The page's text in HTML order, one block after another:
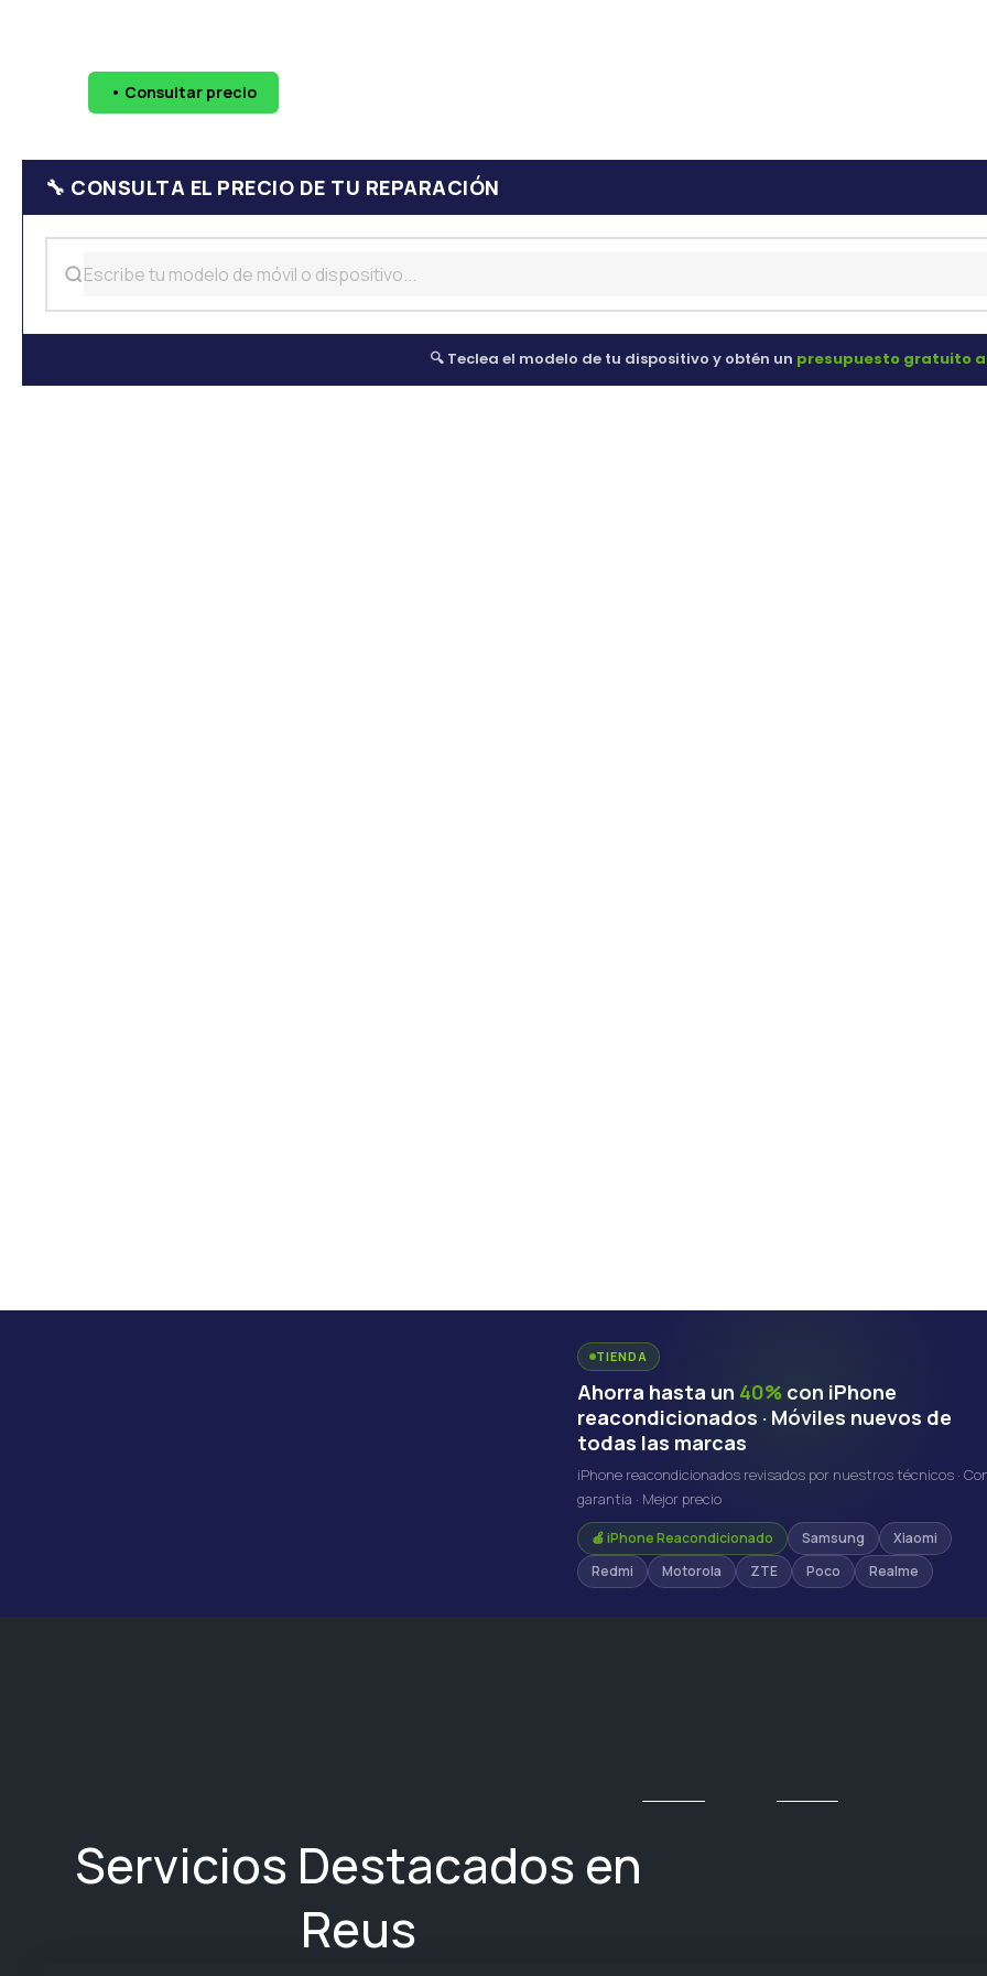
• Consultar precio
🔧 CONSULTA EL PRECIO DE TU REPARACIÓN
🔍 Teclea el modelo de tu dispositivo y obtén un presupuesto gratuito
TIENDA
Ahorra hasta un 40% con iPhone
reacondicionados · Móviles nuevos de
todas las marcas
iPhone reacondicionados revisados por nuestros técnicos ·
garantía · Mejor precio
🍎 iPhone Reacondicionado Samsung
Xiaomi
Redmi
Motorola ZTE Poco Realme
Servicios Destacados en
Reus